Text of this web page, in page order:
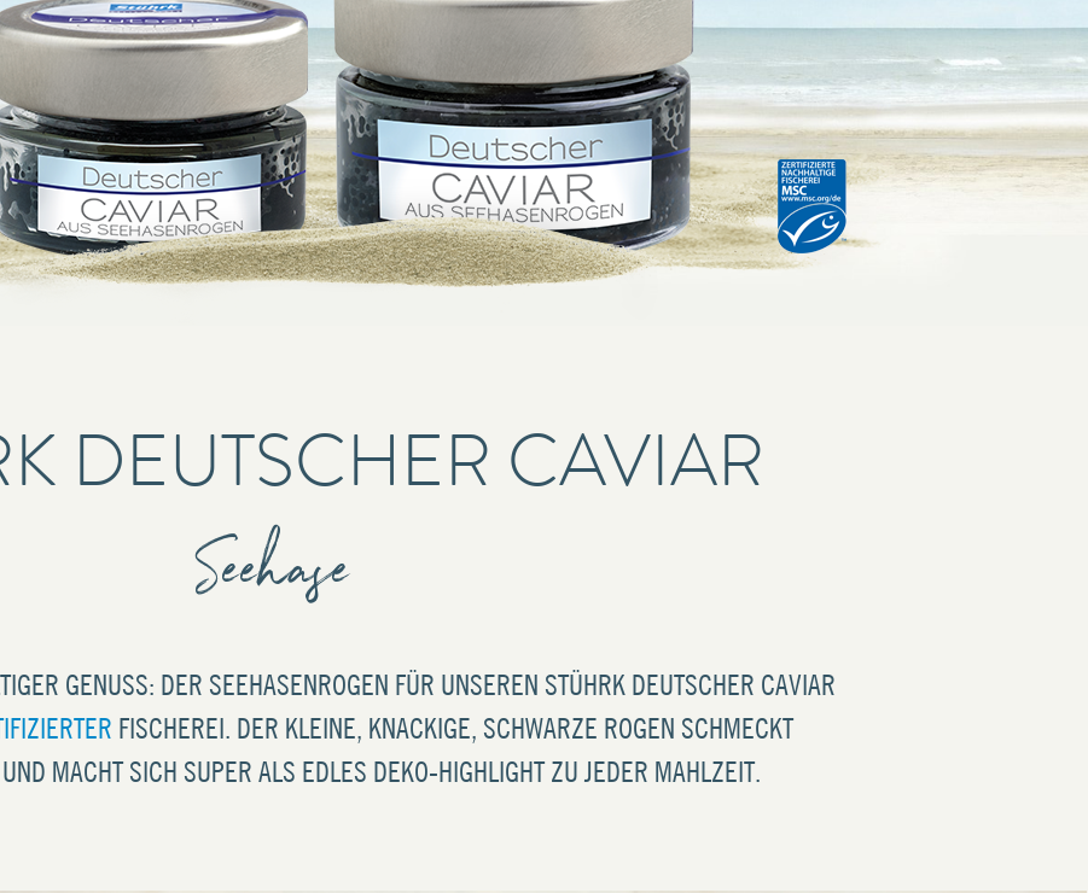
DEUTSCHER CAVIAR
Seehase
GENUSS: DER SEEHASENROGEN FÜR UNSEREN STÜHRK DEUTSCHER CAVIAR
FISCHEREI. DER KLEINE, KNACKIGE, SCHWARZE ROGEN SCHMECKT
MACHT SICH SUPER ALS EDLES DEKO-HIGHLIGHT ZU JEDER MAHLZEIT.